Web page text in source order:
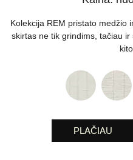
Kolekcija REM pristato medžio
skirtas ne tik grindims, tačiau ir
PLAČIAU